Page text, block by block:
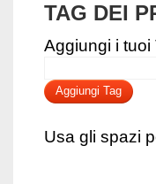
TAG DEI
Aggiungi i tuoi
Aggiungi Tag
Usa gli spazi